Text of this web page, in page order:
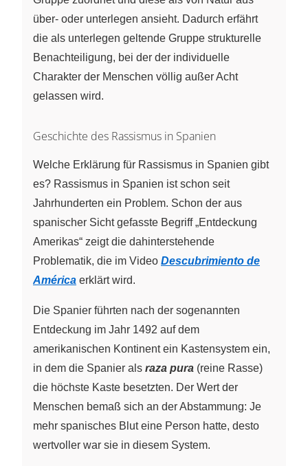
über- oder unterlegen ansieht. Dadurch erfährt
die als unterlegen geltende Gruppe strukturelle
Benachteiligung, bei der der individuelle
Charakter der Menschen völlig außer Acht
gelassen wird.
Geschichte des Rassismus in Spanien
Welche Erklärung für Rassismus in Spanien gibt
es? Rassismus in Spanien ist schon seit
Jahrhunderten ein Problem. Schon der aus
spanischer Sicht gefasste Begriff „Entdeckung
Amerikas“ zeigt die dahinterstehende
Problematik, die im Video Descubrimiento de
América erklärt wird.
Die Spanier führten nach der sogenannten
Entdeckung im Jahr 1492 auf dem
amerikanischen Kontinent ein Kastensystem ein,
in dem die Spanier als raza pura (reine Rasse)
die höchste Kaste besetzten. Der Wert der
Menschen bemaß sich an der Abstammung: Je
mehr spanisches Blut eine Person hatte, desto
wertvoller war sie in diesem System.